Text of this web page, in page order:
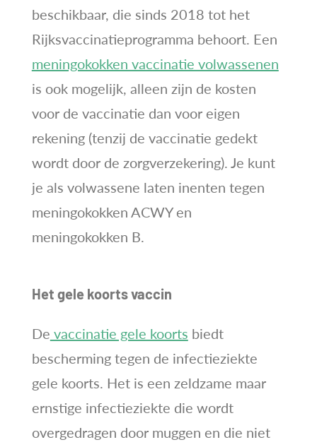
beschikbaar, die sinds 2018 tot het
Rijksvaccinatieprogramma behoort. Een
meningokokken vaccinatie volwassenen
is ook mogelijk, alleen zijn de kosten
voor de vaccinatie dan voor eigen
rekening (tenzij de vaccinatie gedekt
wordt door de zorgverzekering). Je kunt
je als volwassene laten inenten tegen
meningokokken ACWY en
meningokokken B.
Het gele koorts vaccin
De vaccinatie gele koorts biedt
bescherming tegen de infectieziekte
gele koorts. Het is een zeldzame maar
ernstige infectieziekte die wordt
overgedragen door muggen en die niet